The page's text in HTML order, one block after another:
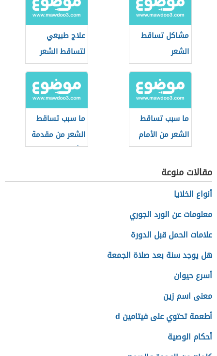
مشاكل تساقط
الشعر
علاج طبيعي
لتساقط الشعر
ما سبب تساقط
الشعر من الأمام
ما سبب تساقط
الشعر من مقدمة
الرأس
مقالات منوعة
أنواع الخلايا
معلومات عن الورد الجوري
علامات الحمل قبل الدورة
هل يوجد سنة بعد صلاة الجمعة
أسرع حيوان
معنى اسم زين
أطعمة تحتوي على فيتامين d
أحكام الوصية